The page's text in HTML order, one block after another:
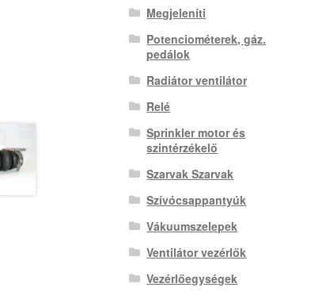
Megjeleníti
Potenciométerek, gáz.
pedálok
Radiátor ventilátor
Relé
Sprinkler motor és
szintérzékelő
Szarvak Szarvak
Szívócsappantyúk
Vákuumszelepek
Ventilátor vezérlők
Vezérlőegységek